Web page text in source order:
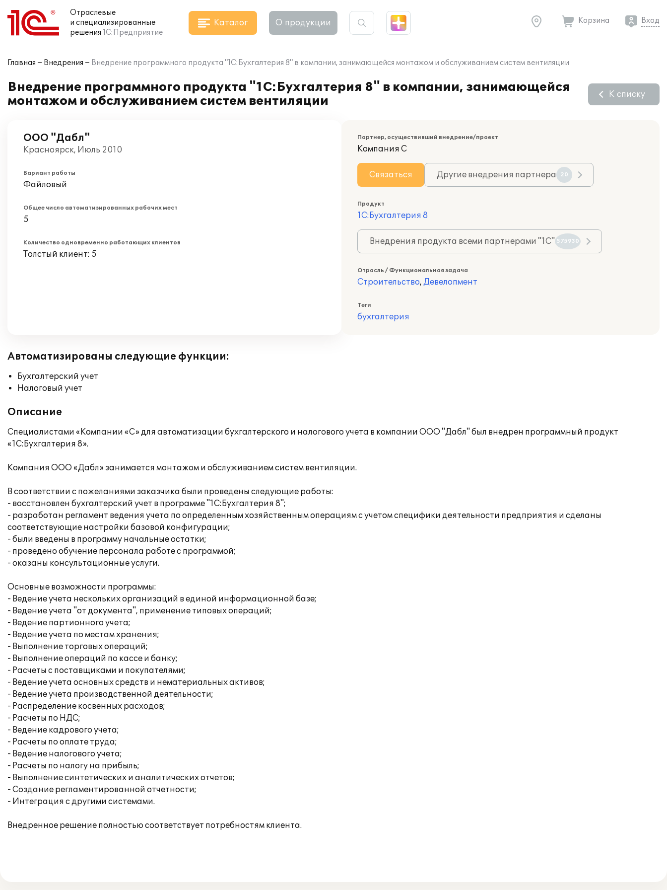
Отраслевые
и специализированные
решения 1С:Предприятие
Каталог О продукции Корзина Вход
Главная Внедрения Внедрение программного продукта "1С:Бухгалтерия 8" в компании, занимающейся монтажом и обслуживанием систем вентиляции
Внедрение программного продукта "1С:Бухгалтерия 8" в компании, занимающейся
монтажом и обслуживанием систем вентиляции
К списку
ООО "Дабл"
Красноярск, Июль 2010
Вариант работы
Файловый
Общее число автоматизированных рабочих мест
5
Количество одновременно работающих клиентов
Толстый клиент: 5
Партнер, осуществивший внедрение/проект
Компания С
Связаться Другие внедрения партнера 20
Продукт
1С:Бухгалтерия 8
Внедрения продукта всеми партнерами "1С" 575930
Отрасль / Функциональная задача
Строительство, Девелопмент
Теги
бухгалтерия
Автоматизированы следующие функции:
Бухгалтерский учет
Налоговый учет
Описание
Специалистами «Компании «С» для автоматизации бухгалтерского и налогового учета в компании ООО "Дабл" был внедрен программный продукт
«1С:Бухгалтерия 8».
Компания ООО «Дабл» занимается монтажом и обслуживанием систем вентиляции.
В соответствии с пожеланиями заказчика были проведены следующие работы:
- восстановлен бухгалтерский учет в программе "1С:Бухгалтерия 8";
- разработан регламент ведения учета по определенным хозяйственным операциям с учетом специфики деятельности предприятия и сделаны
соответствующие настройки базовой конфигурации;
- были введены в программу начальные остатки;
- проведено обучение персонала работе с программой;
- оказаны консультационные услуги.
Основные возможности программы:
- Ведение учета нескольких организаций в единой информационной базе;
- Ведение учета "от документа", применение типовых операций;
- Ведение партионного учета;
- Ведение учета по местам хранения;
- Выполнение торговых операций;
- Выполнение операций по кассе и банку;
- Расчеты с поставщиками и покупателями;
- Ведение учета основных средств и нематериальных активов;
- Ведение учета производственной деятельности;
- Распределение косвенных расходов;
- Расчеты по НДС;
- Ведение кадрового учета;
- Расчеты по оплате труда;
- Ведение налогового учета;
- Расчеты по налогу на прибыль;
- Выполнение синтетических и аналитических отчетов;
- Создание регламентированной отчетности;
- Интеграция с другими системами.
Внедренное решение полностью соответствует потребностям клиента.